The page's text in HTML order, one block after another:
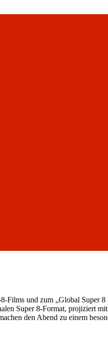
und zum „Global
Super 8-Format, projiziert
den Abend zu einem